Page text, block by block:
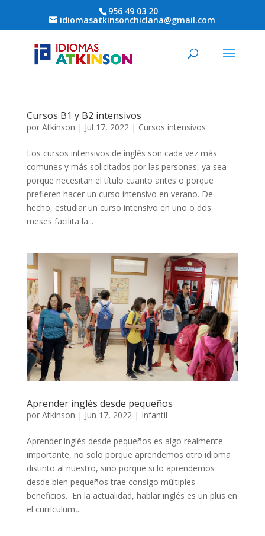
956 49 03 20
idiomasatkinsonchiclana@gmail.com
Cursos B1 y B2 intensivos
por Atkinson | Jul 17, 2022| Cursos intensivos
Los cursos intensivos de inglés son cada vez más
comunes y más solicitados por las personas, ya sea
porque necesitan el título cuanto antes o porque
prefieren hacer un curso intensivo en verano. De
hecho, estudiar un curso intensivo en uno o dos
meses facilita la...
Aprender inglés desde pequeños
por Atkinson | Jun 17, 2022| Infantil
Aprender inglés desde pequeños es algo realmente
importante, no solo porque aprendemos otro idioma
distinto al nuestro, sino porque si lo aprendemos
desde bien pequeños trae consigo múltiples
beneficios. En la actualidad, hablar inglés es un plus en
el currículum,...